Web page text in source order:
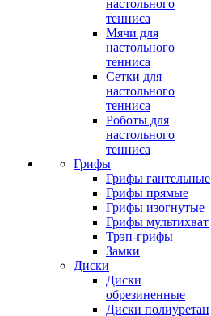
настольного
тенниса
Мячи для
настольного
тенниса
Сетки для
настольного
тенниса
Роботы для
настольного
тенниса
Грифы
Грифы гантельные
Грифы прямые
Грифы изогнутые
Грифы мультихват
Трэп-грифы
Замки
Диски
Диски
обрезиненные
Диски полиуретан